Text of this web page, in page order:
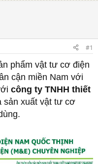
#1
phẩm vật tư cơ điện
cận miền Nam với
công ty TNHH thiết
sản xuất vật tư cơ